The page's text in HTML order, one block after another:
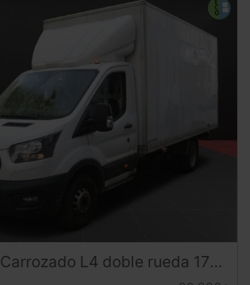
Carrozado L4 doble rueda 170 CV HIBRIDO DIESEL